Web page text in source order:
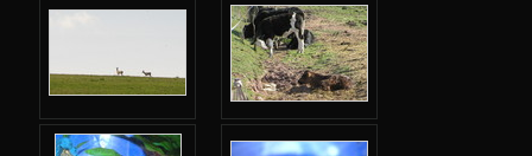
Podzimní 2024
Podzimní 2023
Jarní 2023